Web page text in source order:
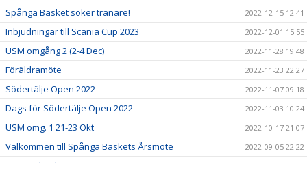
Spånga Basket söker tränare! 2022-12-15 12:41
Inbjudningar till Scania Cup 2023 2022-12-01 15:55
USM omgång 2 (2-4 Dec) 2022-11-28 19:48
Föräldramöte 2022-11-23 22:27
Södertälje Open 2022 2022-11-07 09:18
Dags för Södertälje Open 2022 2022-11-03 10:24
USM omg. 1 21-23 Okt 2022-10-17 21:07
Välkommen till Spånga Baskets Årsmöte 2022-09-05 22:22
Motionsbasketpremiär 2022/23